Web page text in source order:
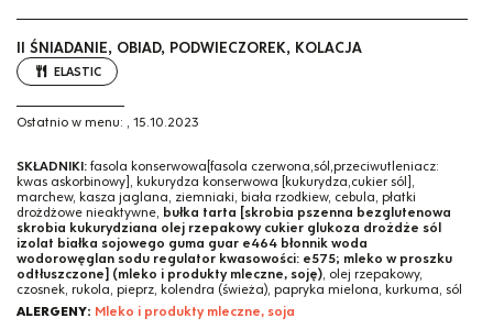
II ŚNIADANIE, OBIAD, PODWIECZOREK, KOLACJA
ELASTIC
Ostatnio w menu: , 15.10.2023
SKŁADNIKI: fasola konserwowa[fasola czerwona,sól,przeciwutleniacz:
kwas askorbinowy], kukurydza konserwowa [kukurydza,cukier sól],
marchew, kasza jaglana, ziemniaki, biała rzodkiew, cebula, płatki
drożdżowe nieaktywne, bułka tarta [skrobia pszenna bezglutenowa
skrobia kukurydziana olej rzepakowy cukier glukoza drożdże sól
izolat białka sojowego guma guar e464 błonnik woda
wodorowęglan sodu regulator kwasowości: e575; mleko w proszku
odtłuszczone] (mleko i produkty mleczne, soję), olej rzepakowy,
czosnek, rukola, pieprz, kolendra (świeża), papryka mielona, kurkuma, sól
ALERGENY: Mleko i produkty mleczne, soja